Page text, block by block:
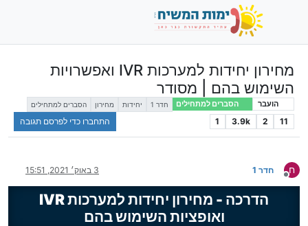
מחירון יחידות למערכות IVR ואפשרויות
השימוש בהם | מסודר
הועבר הסברים למתחילים חדר 1 יחידות מחירון הסברים למתחילים
11
2
3.9k
1 התחברו כדי לפרסם תגובה
ח
מנותק
חדר 1 3 באוק׳ 2021, 15:51
הדרכה - מחירון יחידות למערכות IVR
ואופציות השימוש בהם